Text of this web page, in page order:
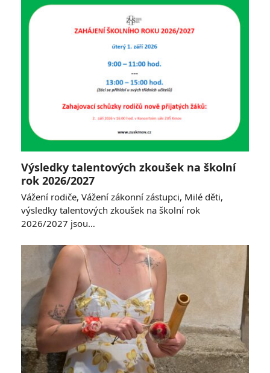
Výsledky talentových zkoušek na školní
rok 2026/2027
Vážení rodiče, Vážení zákonní zástupci, Milé děti,
výsledky talentových zkoušek na školní rok
2026/2027 jsou…